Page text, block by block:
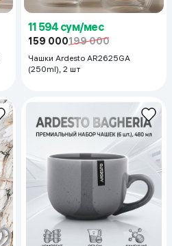
11 594 сум/мес
159 000199 000
Чашки Ardesto AR2625GA
(250ml), 2 шт